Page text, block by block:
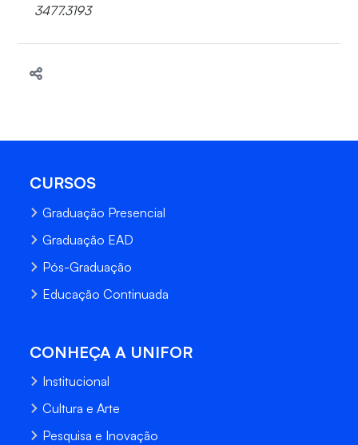
3477.3193
CURSOS
Graduação Presencial
Graduação EAD
Pós-Graduação
Educação Continuada
CONHEÇA A UNIFOR
Institucional
Cultura e Arte
Pesquisa e Inovação